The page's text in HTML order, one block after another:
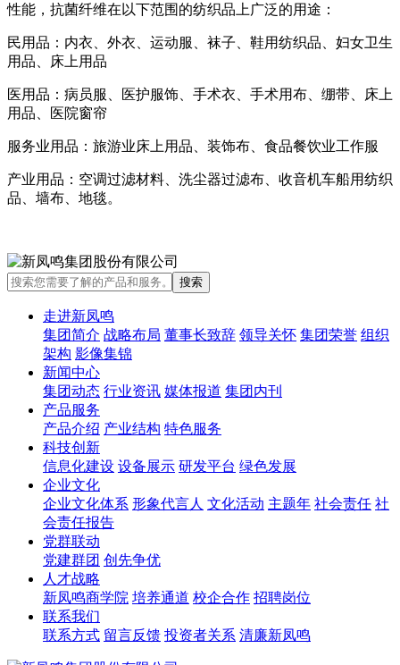
性能，抗菌纤维在以下范围的纺织品上广泛的用途：
民用品：内衣、外衣、运动服、袜子、鞋用纺织品、妇女卫生
用品、床上用品
医用品：病员服、医护服饰、手术衣、手术用布、绷带、床上
用品、医院窗帘
服务业用品：旅游业床上用品、装饰布、食品餐饮业工作服
产业用品：空调过滤材料、洗尘器过滤布、收音机车船用纺织
品、墙布、地毯。
走进新凤鸣
集团简介 战略布局 董事长致辞 领导关怀 集团荣誉 组织
架构 影像集锦
新闻中心
集团动态 行业资讯 媒体报道 集团内刊
产品服务
产品介绍 产业结构 特色服务
科技创新
信息化建设 设备展示 研发平台 绿色发展
企业文化
企业文化体系 形象代言人 文化活动 主题年 社会责任 社
会责任报告
党群联动
党建群团 创先争优
人才战略
新凤鸣商学院 培养通道 校企合作 招聘岗位
联系我们
联系方式 留言反馈 投资者关系 清廉新凤鸣